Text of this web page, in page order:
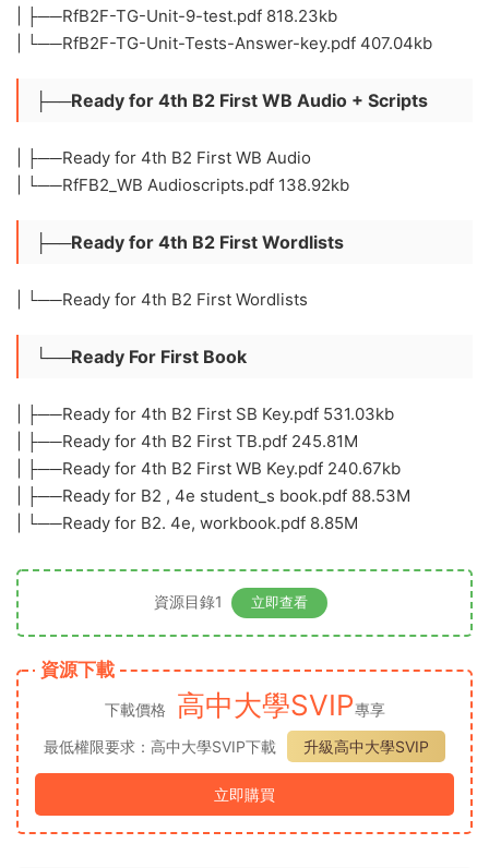
| ├──RfB2F-TG-Unit-9-test.pdf 818.23kb
| └──RfB2F-TG-Unit-Tests-Answer-key.pdf 407.04kb
├──Ready for 4th B2 First WB Audio + Scripts
| ├──Ready for 4th B2 First WB Audio
| └──RfFB2_WB Audioscripts.pdf 138.92kb
├──Ready for 4th B2 First Wordlists
| └──Ready for 4th B2 First Wordlists
└──Ready For First Book
| ├──Ready for 4th B2 First SB Key.pdf 531.03kb
| ├──Ready for 4th B2 First TB.pdf 245.81M
| ├──Ready for 4th B2 First WB Key.pdf 240.67kb
| ├──Ready for B2 , 4e student_s book.pdf 88.53M
| └──Ready for B2. 4e, workbook.pdf 8.85M
資源目錄1 立即查看
資源下載
下載價格 高中大學SVIP專享
最低權限要求：高中大學SVIP下載
升級高中大學SVIP
立即購買